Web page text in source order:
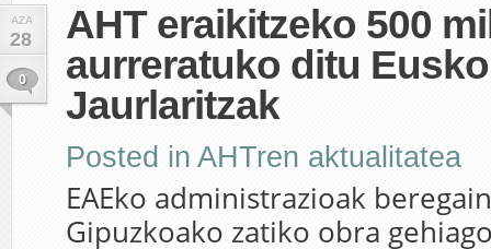
AZA
28
0
AHT eraikitzeko 500
aurreratuko ditu Eusko
Jaurlaritzak
Posted in AHTren aktualitatea
EAEko administrazioak
Gipuzkoako zatiko obra